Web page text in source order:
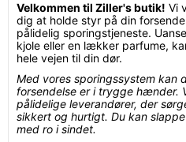
Velkommen til Ziller's butik! Vi
dig at holde styr på din
pålidelig sporingstjeneste.
kjole eller en lækker parfume,
hele vejen til din dør.
Med vores sporingssystem kan
forsendelse er i trygge hænder.
pålidelige leverandører, der
sikkert og hurtigt. Du kan
med ro i sindet.